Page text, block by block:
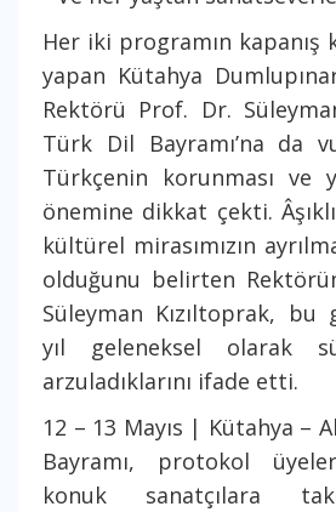
Her iki programın kapanış
yapan Kütahya
Rektörü Prof. Dr.
Türk Dil Bayramı’na da
Türkçenin korunması ve
önemine dikkat çekti.
kültürel mirasımızın
olduğunu belirten
Süleyman Kızıltoprak, bu
yıl geleneksel olarak
arzuladıklarını ifade etti.
12 – 13 Mayıs | Kütahya –
Bayramı, protokol
konuk sanatçılara